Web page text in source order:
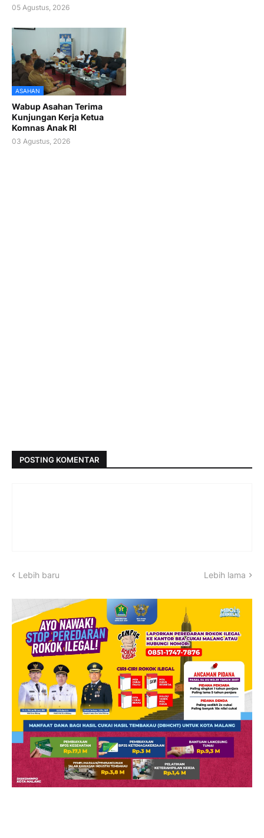
05 Agustus, 2026
ASAHAN
Wabup Asahan Terima
Kunjungan Kerja Ketua
Komnas Anak RI
03 Agustus, 2026
POSTING KOMENTAR
Lebih baru Lebih lama